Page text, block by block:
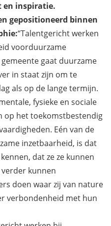
en inspiratie.
gepositioneerd binnen
“Talentgericht werken
voorduurzame
gaat duurzame
in staat zijn om te
als op de lange termijn.
fysieke en sociale
op het toekomstbestendig
Eén van de
inzetbaarheid, is dat
dat ze ze kunnen
kunnen
doen waar zij van nature
verbondenheid met hun